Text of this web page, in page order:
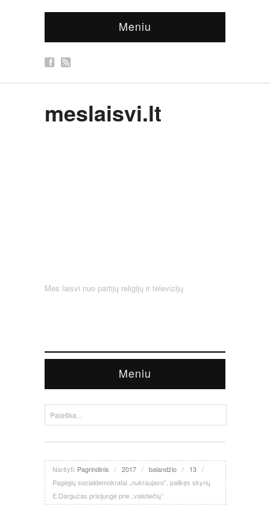
Meniu
meslaisvi.lt
Mes laisvi nuo partijų religijų ir televizijų
Meniu
Naršyti: Pagrindinis / 2017 / balandžio / 13 /
Pagėgių socialdemokratai „nukraujavo”, palikęs skyrių
E.Dargužas prisijungė prie „valstiečių”